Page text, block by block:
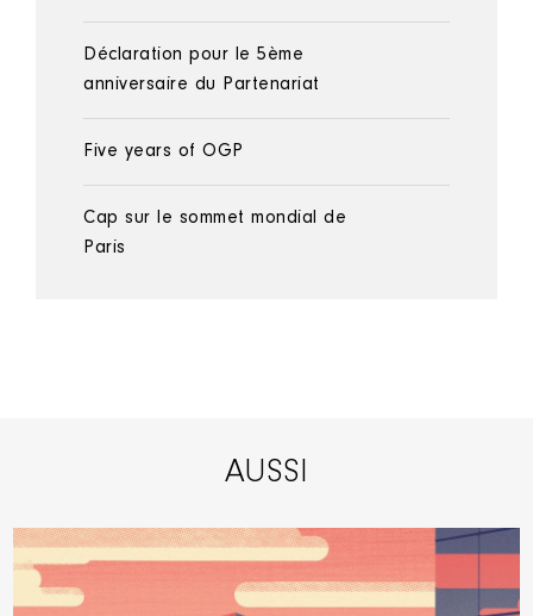
Déclaration pour le 5ème
anniversaire du Partenariat
Five years of OGP
Cap sur le sommet mondial de
Paris
AUSSI